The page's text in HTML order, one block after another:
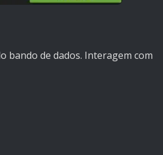
bando de dados. Interagem com